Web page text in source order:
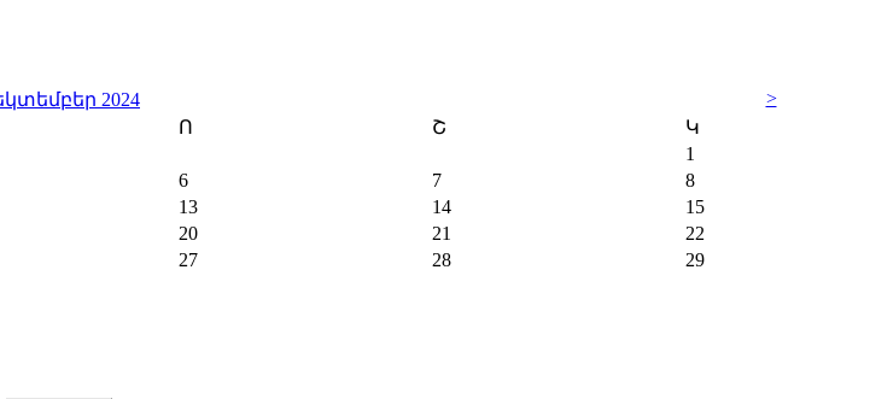
2024
>
Ո Շ
Կ
1
6 7
8
13 14
15
20 21
22
27 28
29